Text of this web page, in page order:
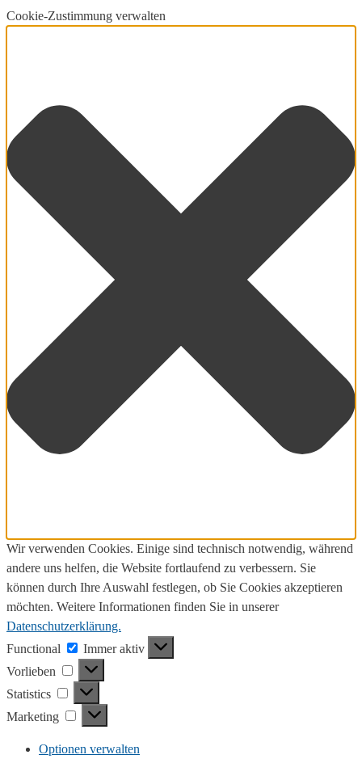
Cookie-Zustimmung verwalten
Wir verwenden Cookies. Einige sind technisch notwendig, während
andere uns helfen, die Website fortlaufend zu verbessern. Sie
können durch Ihre Auswahl festlegen, ob Sie Cookies akzeptieren
möchten. Weitere Informationen finden Sie in unserer
Datenschutzerklärung.
Functional
Functional
Immer aktiv
Vorlieben
Vorlieben
Statistics
Statistics
Marketing
Marketing
Optionen verwalten